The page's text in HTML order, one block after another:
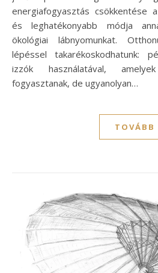
energiafogyasztás csökkentése
és leghatékonyabb módja
ökológiai lábnyomunkat.
lépéssel takarékoskodhatunk:
izzók használatával,
fogyasztanak, de ugyanolyan…
TOVÁBB